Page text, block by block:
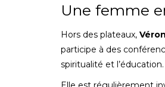
Une femme
Hors des plateaux,
participe à des
spiritualité et l’éducation.